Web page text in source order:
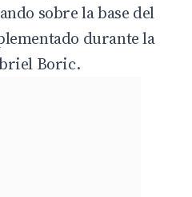
sobre la base del
durante la
Boric.